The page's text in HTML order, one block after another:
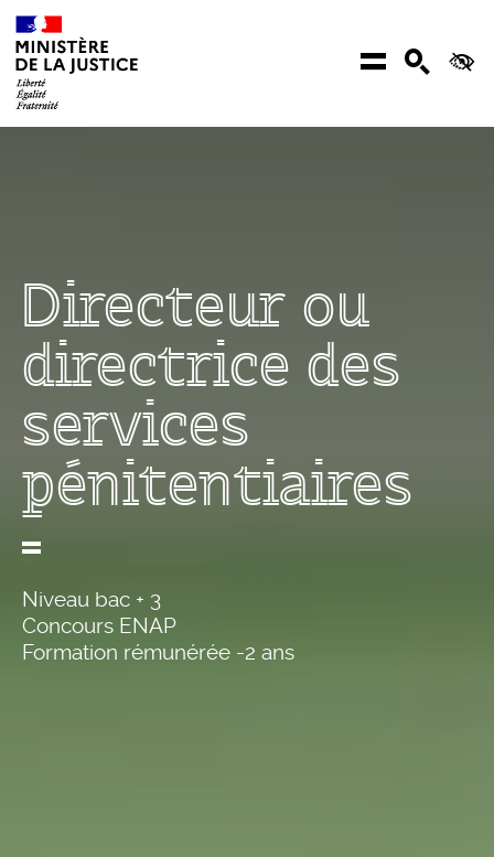
Aller au contenu
Menu
Directeur ou
directrice des
services
pénitentiaires
Niveau bac + 3
Concours ENAP
Formation rémunérée -2 ans